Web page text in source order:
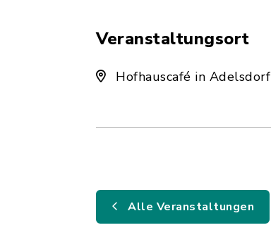
Veranstaltungsort
Hofhauscafé in Adelsdorf
Alle Veranstaltungen